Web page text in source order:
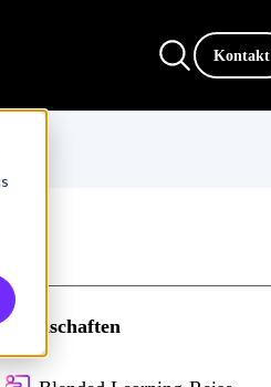
Kontakt
Eigenschaften